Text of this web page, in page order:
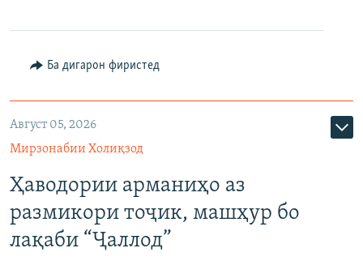
Ба дигарон фиристед
Август 05, 2026
Мирзонабии Холиқзод
Ҳаводории арманиҳо аз
размикори тоҷик, машҳур бо
лақаби “Ҷаллод”